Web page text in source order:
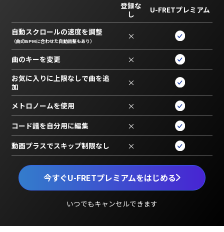
今すぐU-FRETプレミアムをはじめる
いつでもキャンセルできます
登録な
し
U-FRETプレミアム
自動スクロールの速度を調整
（曲のBPMに合わせた自動調整もあり） ×
曲のキーを変更 ×
お気に入りに上限なしで曲を追
加
×
メトロノームを使用 ×
コード譜を自分用に編集 ×
動画プラスでスキップ制限なし ×